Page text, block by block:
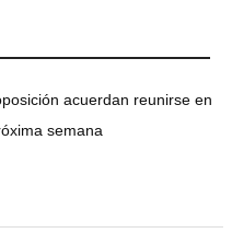
acuerdan reunirse en
semana